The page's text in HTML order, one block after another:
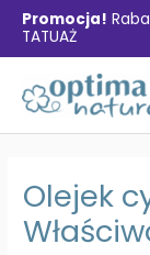
Promocja!
TATUAŻ
Olejek